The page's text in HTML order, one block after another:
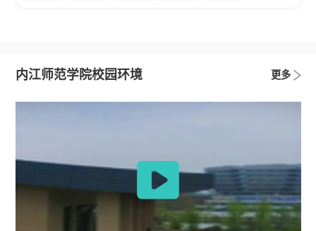
内江师范学院校园环境 更多